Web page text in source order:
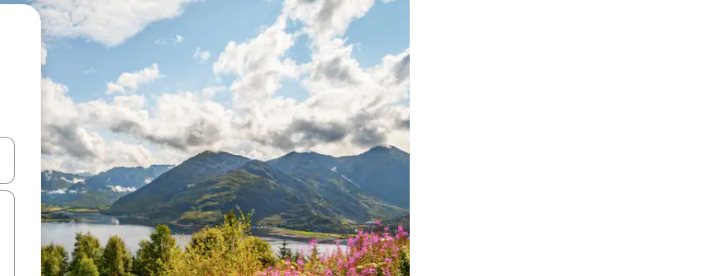
strelica ili ih pregledajte dodirom ili povlačenjem prsta.